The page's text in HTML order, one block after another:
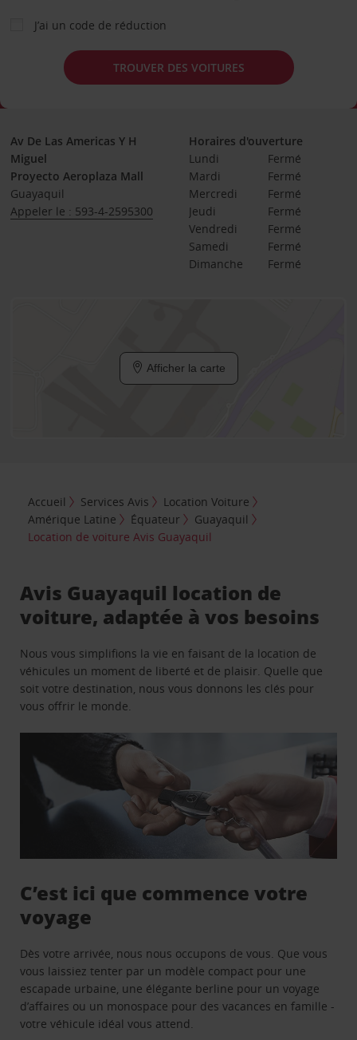
J’ai un code de réduction
TROUVER DES VOITURES
Av De Las Americas Y H
Miguel
Proyecto Aeroplaza Mall
Guayaquil
Appeler le : 593-4-2595300
Horaires d'ouverture
Lundi
Fermé
Mardi
Fermé
Mercredi
Fermé
Jeudi
Fermé
Vendredi
Fermé
Samedi
Fermé
Dimanche
Fermé
Afficher la carte
Accueil Services Avis
Location Voiture
Amérique Latine
Équateur
Guayaquil
Location de voiture Avis Guayaquil
Avis Guayaquil location de
voiture, adaptée à vos besoins
Nous vous simplifions la vie en faisant de la location de
véhicules un moment de liberté et de plaisir. Quelle que
soit votre destination, nous vous donnons les clés pour
vous offrir le monde.
C’est ici que commence votre
voyage
Dès votre arrivée, nous nous occupons de vous. Que vous
vous laissiez tenter par un modèle compact pour une
escapade urbaine, une élégante berline pour un voyage
d’affaires ou un monospace pour des vacances en famille -
votre véhicule idéal vous attend.